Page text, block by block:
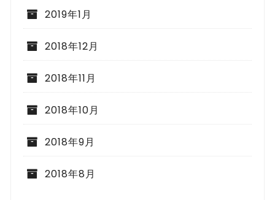
2019年1月
2018年12月
2018年11月
2018年10月
2018年9月
2018年8月